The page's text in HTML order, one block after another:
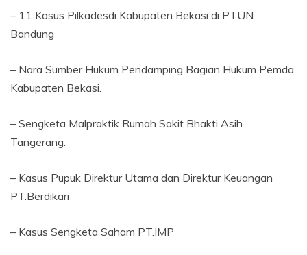
– 11 Kasus Pilkadesdi Kabupaten Bekasi di PTUN
Bandung
– Nara Sumber Hukum Pendamping Bagian Hukum Pemda
Kabupaten Bekasi.
– Sengketa Malpraktik Rumah Sakit Bhakti Asih
Tangerang.
– Kasus Pupuk Direktur Utama dan Direktur Keuangan
PT.Berdikari
– Kasus Sengketa Saham PT.IMP